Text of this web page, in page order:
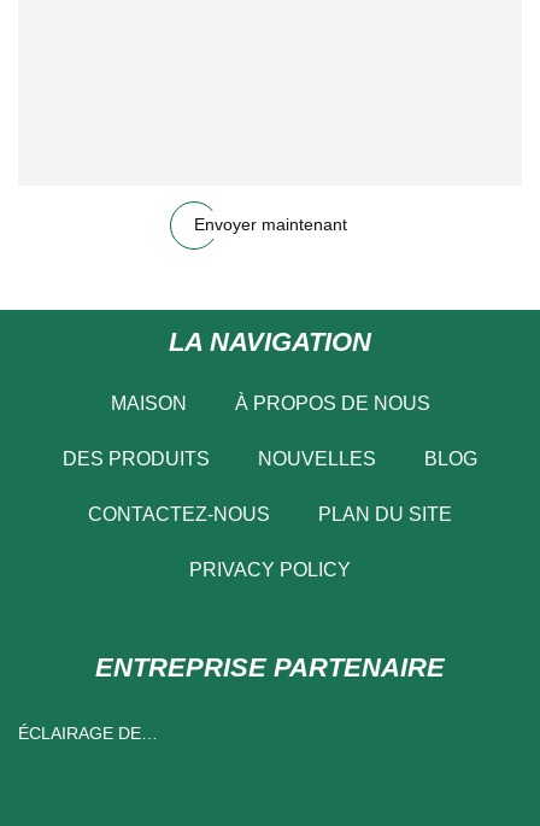
Envoyer maintenant
LA NAVIGATION
MAISON À PROPOS DE NOUS
DES PRODUITS NOUVELLES BLOG
CONTACTEZ-NOUS PLAN DU SITE
PRIVACY POLICY
ENTREPRISE PARTENAIRE
ÉCLAIRAGE DE